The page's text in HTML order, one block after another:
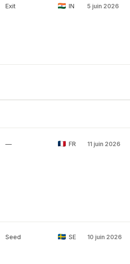
Exit IN 5 juin 2026
— FR 11 juin 2026
Seed SE 10 juin 2026